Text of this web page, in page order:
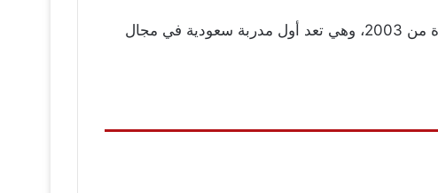
حاصلة على دكتوراه في التفسير وعلوم القرآن، وهي سيدة أعمال، كاتبة، متحدثة، ومدربة تنمية ذاتية معتمدة من 2003، وهي تعد أول مدربة سعودية في مجال